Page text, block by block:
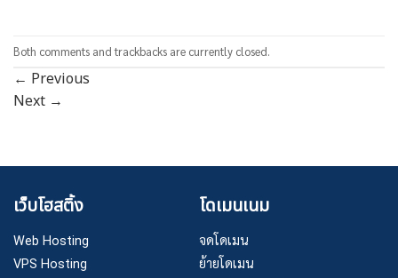
Both comments and trackbacks are currently closed.
← Previous
Next →
เว็บโฮสติ้ง
Web Hosting
VPS Hosting
โดเมนเนม
จดโดเมน
ย้ายโดเมน